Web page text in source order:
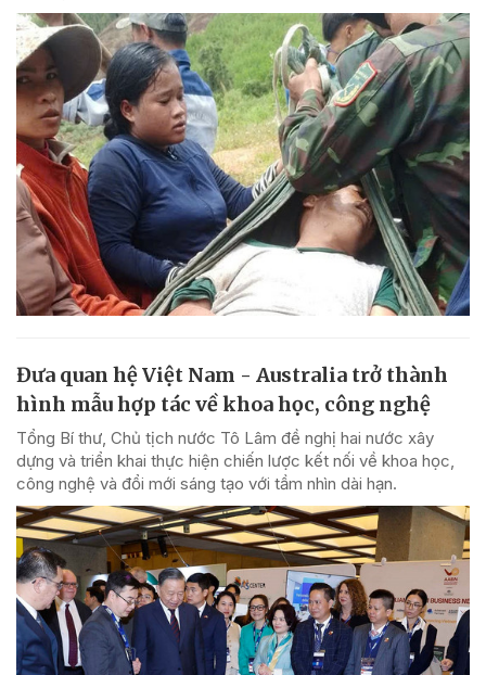
Đưa quan hệ Việt Nam - Australia trở thành
hình mẫu hợp tác về khoa học, công nghệ
Tổng Bí thư, Chủ tịch nước Tô Lâm đề nghị hai nước xây
dựng và triển khai thực hiện chiến lược kết nối về khoa học,
công nghệ và đổi mới sáng tạo với tầm nhìn dài hạn.